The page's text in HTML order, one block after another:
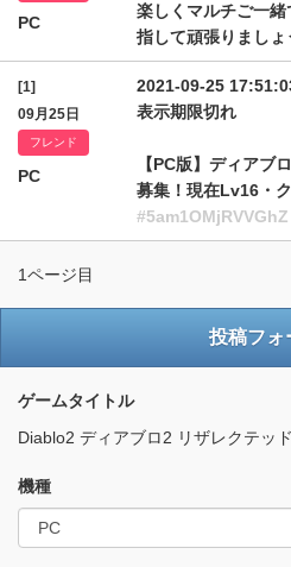
PC
楽しくマルチご一
指して頑張りましょ
[1]
09月25日
フレンド
PC
2021-09-25
表示期限切れ
【PC版】ディアブ
募集！現在Lv16・
#5am1OMjRVVGhZ
1ページ目
投稿フォ
ゲームタイトル
Diablo2 ディアブロ2 リザレクテッド
機種